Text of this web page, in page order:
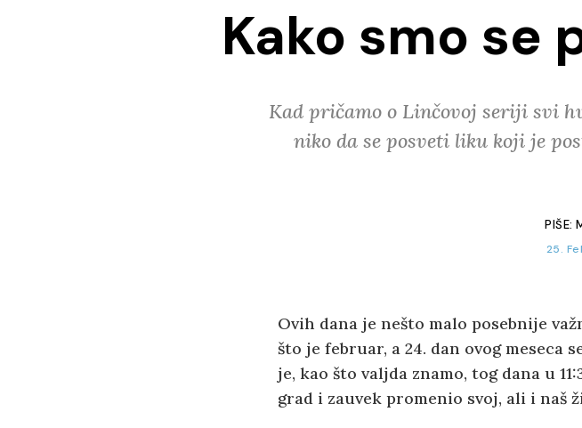
Kako smo se
Kad pričamo o Linčovoj seriji svi
niko da se posveti liku koji je
PIŠE:
25.
Ovih dana je nešto malo posebnije
što je februar, a 24. dan ovog meseca
je, kao što valjda znamo, tog dana u
grad i zauvek promenio svoj, ali i naš